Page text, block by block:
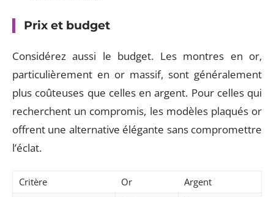
Prix et budget
Considérez aussi le budget. Les montres en or,
particulièrement en or massif, sont généralement
plus coûteuses que celles en argent. Pour celles qui
recherchent un compromis, les modèles plaqués or
offrent une alternative élégante sans compromettre
l’éclat.
Critère Or
Argent